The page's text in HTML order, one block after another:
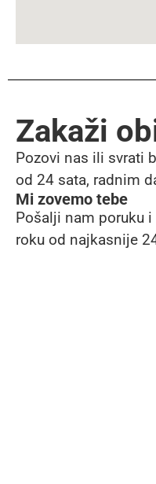
Zakaži
Pozovi nas ili svrati
od 24 sata, radnim
Mi zovemo tebe
Pošalji nam poruku
roku od najkasnije